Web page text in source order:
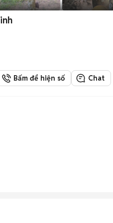
Bấm để hiện số Chat